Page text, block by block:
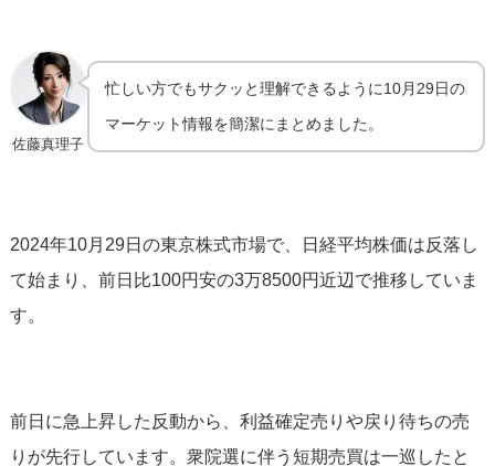
佐藤真理子
忙しい方でもサクッと理解できるように10月29日の
マーケット情報を簡潔にまとめました。
2024年10月29日の東京株式市場で、日経平均株価は反落し
て始まり、前日比100円安の3万8500円近辺で推移していま
す。
前日に急上昇した反動から、利益確定売りや戻り待ちの売
りが先行しています。衆院選に伴う短期売買は一巡したと